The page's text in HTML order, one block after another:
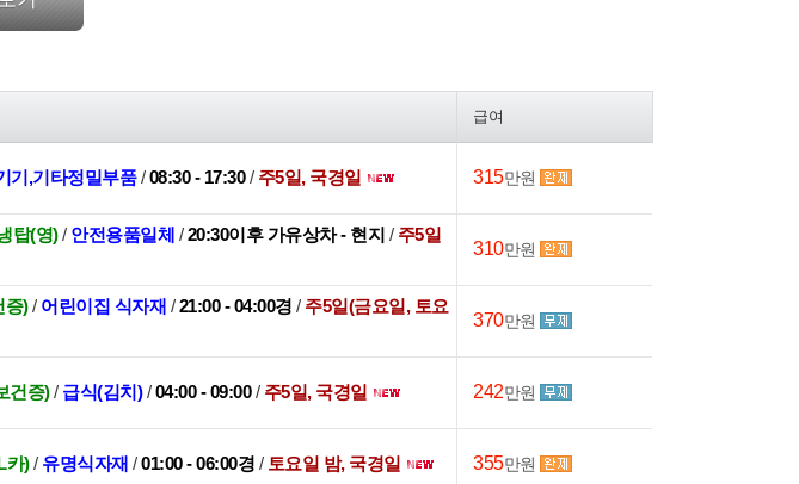
급여
기,기타정밀부품/08:30 - 17:30/ 주5일, 국경일 315만원
탑(영)/ 안전용품일체 /20:30이후 가유상차 - 현지 / 주5일
310만원
증)/ 어린이집 식자재 /21:00 - 04:00경 / 주5일(금요일, 토요
370만원
건증)/ 급식(김치)/04:00 - 09:00/ 주5일, 국경일 242만원
카)/ 유명식자재 /01:00 - 06:00경 / 토요일 밤, 국경일 355만원